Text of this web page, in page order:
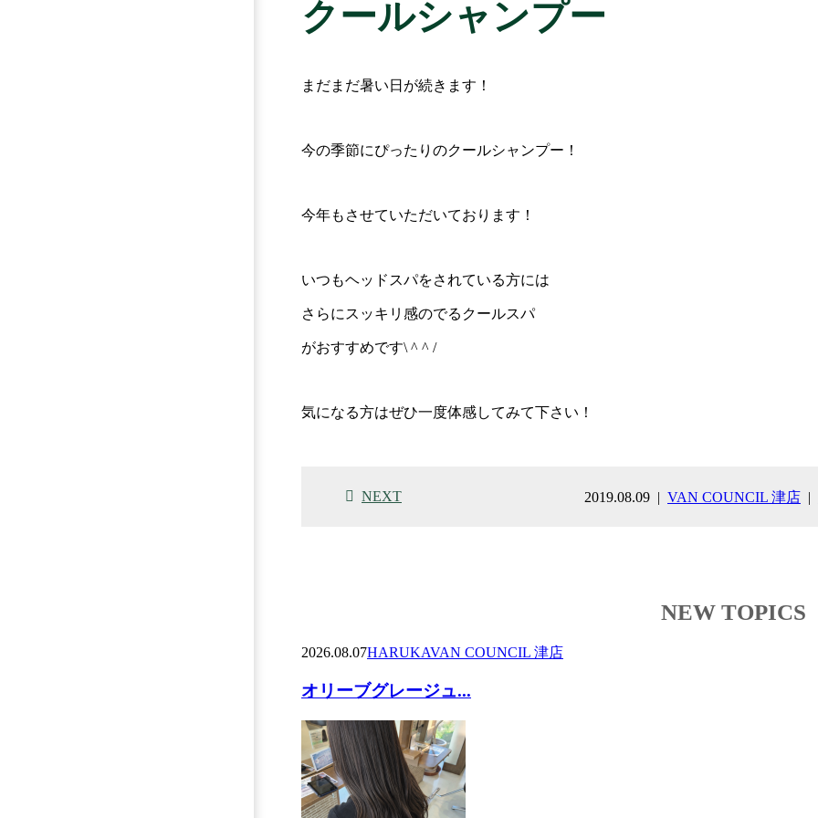
クールシャンプー
まだまだ暑い日が続きます！
今の季節にぴったりのクールシャンプー！
今年もさせていただいております！
いつもヘッドスパをされている方には
さらにスッキリ感のでるクールスパ
がおすすめです\ ^ ^ /
気になる方はぜひ一度体感してみて下さい！
NEXT 2019.08.09 VAN COUNCIL 津店
NEW TOPICS
2026.08.07HARUKAVAN COUNCIL 津店
オリーブグレージュ...